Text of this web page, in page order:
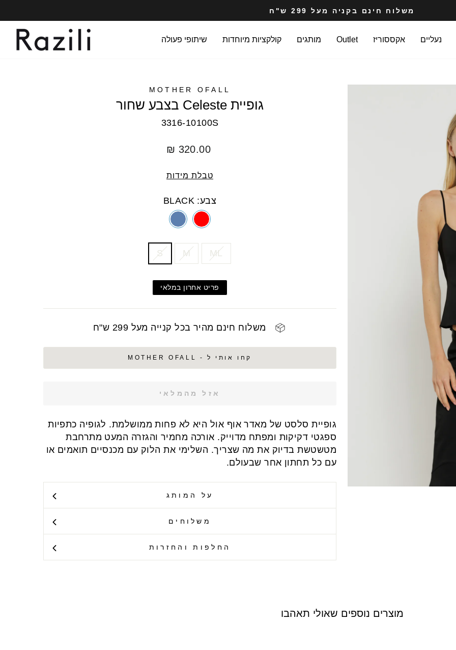
עצרי
מצגת
משלוח חינם בקניה מעל 299 ש"ח
נעליים אקססוריז Outlet מותגים קולקציות מיוחדות שיתופי פעולה
MOTHER OFALL
גופיית Celeste בצבע שחור
3316-10100S
מחיר
320.00 ₪
טבלת מידות
צבע: BLACK
S M ML
פריט אחרון במלאי
משלוח חינם מהיר בכל קנייה מעל 299 ש"ח
קחו אותי ל - MOTHER OFALL
אזל מהמלאי
גופיית סלסט של מאדר אוף אול היא לא פחות ממושלמת. לגופיה כתפיות
ספגטי דקיקות ומפתח מדוייק. אורכה מחמיר והגזרה המעט מתרחבת
מטשטשת בדיוק את מה שצריך. השלימי את הלוק עם מכנסיים תואמים או
עם כל תחתון אחר שבעולם.
על המותג
משלוחים
החלפות והחזרות
מוצרים נוספים שאולי תאהבו